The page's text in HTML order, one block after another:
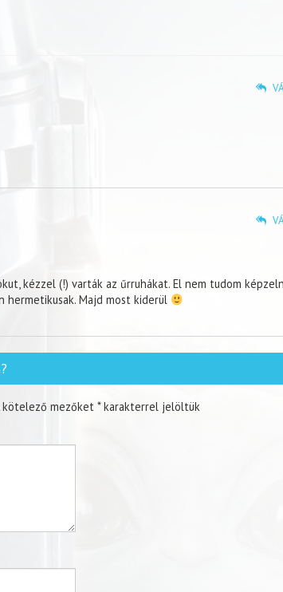
kézzel (!) varták az űrruhákat. El nem tudom
Majd most kiderül
kötelező mezőket *karakterrel jelöltük